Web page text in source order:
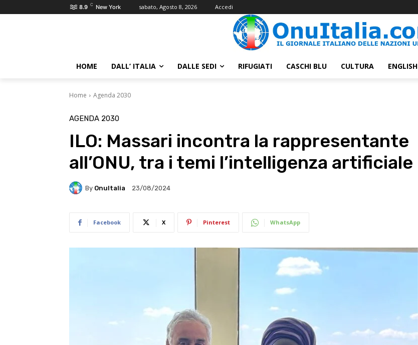
8.9 C New York sabato, Agosto 8, 2026 Accedi
HOME DALL’ ITALIA DALLE SEDI RIFUGIATI CASCHI BLU CULTURA ENGLISH
Home Agenda 2030
AGENDA 2030
ILO: Massari incontra la rappresentante
all’ONU, tra i temi l’intelligenza artificiale
By OnuItalia 23/08/2024
Facebook X Pinterest WhatsApp